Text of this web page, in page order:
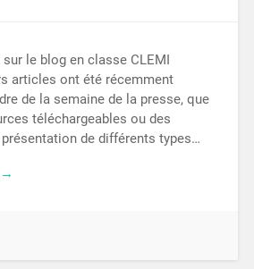
le blog en classe CLEMI
articles ont été récemment
de la semaine de la presse, que
téléchargeables ou des
de différents types…
→